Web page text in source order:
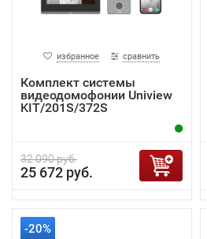
избранное сравнить
Комплект системы
видеодомофонии Uniview
KIT/201S/372S
32 090 руб.
25 672 руб.
-20%